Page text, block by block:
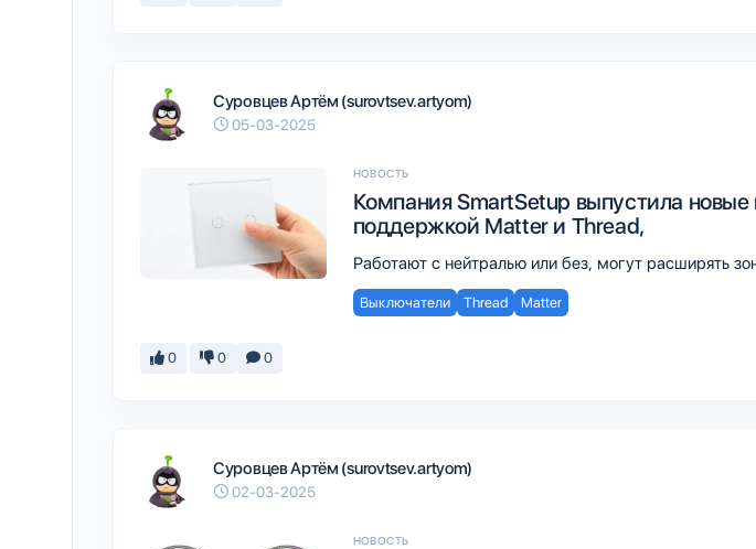
Суровцев Артём (surovtsev.artyom)
05-03-2025
НОВОСТЬ
Компания SmartSetup выпустила
поддержкой Matter и Thread,
Работают с нейтралью или без, могут расширять
Выключатели Thread Matter
0 0 0
Суровцев Артём (surovtsev.artyom)
02-03-2025
НОВОСТЬ